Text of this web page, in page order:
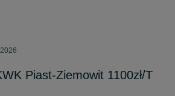
Piast-Ziemowit 1100zł/T